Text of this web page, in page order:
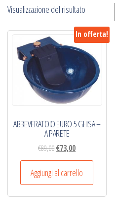
Visualizzazione del risultato
In offerta!
ABBEVERATOIO EURO 5 GHISA –
A PARETE
€89,00Il
prezzo
originale
era:
€89,00.
€73,00Il
prezzo
attuale
è:
€73,00.
Aggiungi al carrello